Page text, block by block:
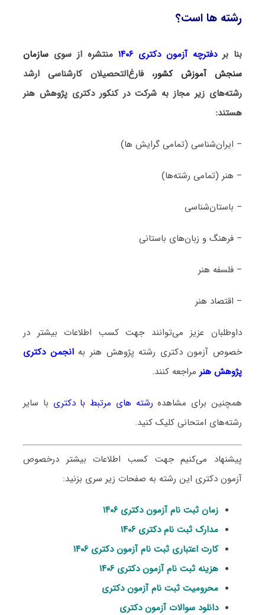
رشته ها است؟
بنا بردفترچه آزمون دکتری ۱۴۰۶ منتشره از سویسازمان
سنجش آموزش کشور، فارغ‌التحصیلان کارشناسی ارشد
رشته‌های زیر مجاز به شرکت در کنکور دکتری پژوهش هنر
هستند:
– ایران‌شناسی (تمامی گرایش ها)
– هنر (تمامی رشته‌ها)
– باستان‌شناسی
– فرهنگ و زبان‌های باستانی
– فلسفه هنر
– اقتصاد هنر
داوطلبان عزیز می‌توانند جهت کسب اطلاعات بیشتر در
خصوص آزمون دکتری رشته پژوهش هنر بهانجمن دکتری
پژوهش هنر مراجعه کنند.
همچنین برای مشاهده رشته های مرتبط با دکتری با سایر
رشته‌های امتحانی کلیک کنید.
پیشنهاد می‌کنیم جهت کسب اطلاعات بیشتر درخصوص
آزمون دکتری این رشته به صفحات زیر سری بزنید:
زمان ثبت نام آزمون دکتری ۱۴۰۶
مدارک ثبت نام دکتری ۱۴۰۶
کارت اعتباری ثبت نام آزمون دکتری ۱۴۰۶
هزینه ثبت نام آزمون دکتری ۱۴۰۶
محرومیت ثبت نام آزمون دکتری
دانلود سوالات آزمون دکتری